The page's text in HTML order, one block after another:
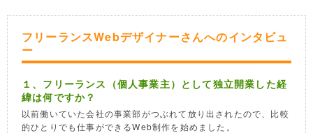
フリーランスWebデザイナーさんへのインタビュ
ー
１、フリーランス（個人事業主）として独立開業した経
緯は何ですか？
以前働いていた会社の事業部がつぶれて放り出されたので、比較
的ひとりでも仕事ができるWeb制作を始めました。